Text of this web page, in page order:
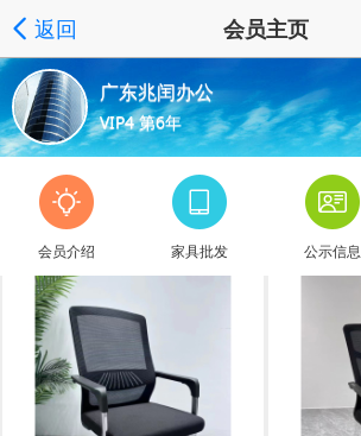
返回 会员主页
广东兆闰办公
VIP4 第6年
会员介绍 家具批发 公示信息